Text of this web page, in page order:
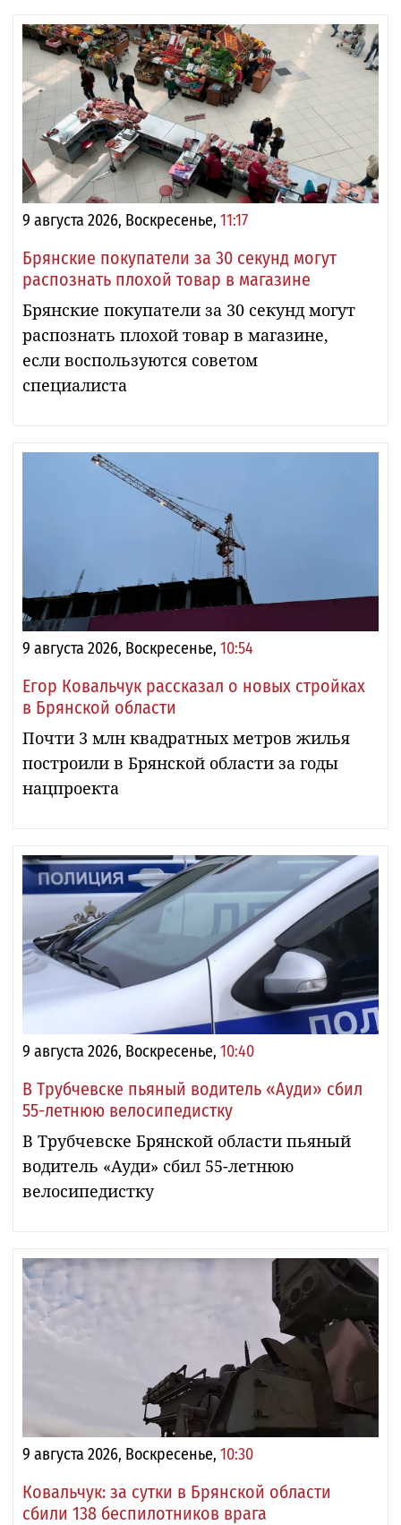
9 августа 2026, Воскресенье, 11:17
Брянские покупатели за 30 секунд могут
распознать плохой товар в магазине
Брянские покупатели за 30 секунд могут
распознать плохой товар в магазине,
если воспользуются советом
специалиста
9 августа 2026, Воскресенье, 10:54
Егор Ковальчук рассказал о новых стройках
в Брянской области
Почти 3 млн квадратных метров жилья
построили в Брянской области за годы
нацпроекта
9 августа 2026, Воскресенье, 10:40
В Трубчевске пьяный водитель «Ауди» сбил
55-летнюю велосипедистку
В Трубчевске Брянской области пьяный
водитель «Ауди» сбил 55-летнюю
велосипедистку
9 августа 2026, Воскресенье, 10:30
Ковальчук: за сутки в Брянской области
сбили 138 беспилотников врага